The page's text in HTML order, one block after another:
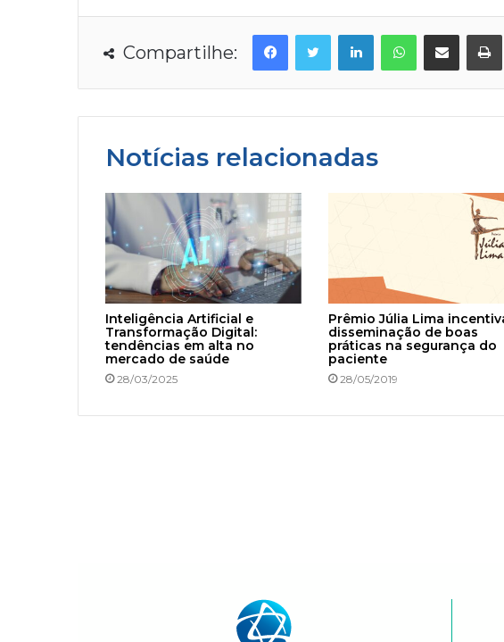
Compartilhe:
Linkedin WhatsApp
Notícias relacionadas
Inteligência Artificial e
Transformação Digital:
tendências em alta no
mercado de saúde
28/03/2025
Prêmio Júlia Lima
disseminação de boas
práticas na segurança do
paciente
28/05/2019